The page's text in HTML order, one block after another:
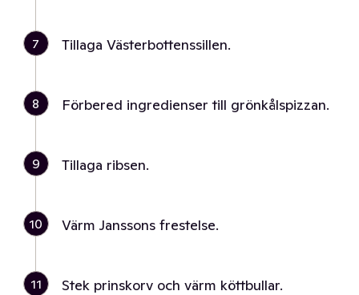
7 Tillaga Västerbottenssillen.
8 Förbered ingredienser till grönkålspizzan.
9 Tillaga ribsen.
10 Värm Janssons frestelse.
11 Stek prinskorv och värm köttbullar.